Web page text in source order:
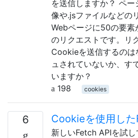
を送信しますか？ ペ
像や.jsファイルなどの
Webページに50の要
のリクエストです。リ
Cookieを送信するのは
ュされていないか、す
いますか？
198
cookies
6 Cookieを使用し
新しいFetch APIを試